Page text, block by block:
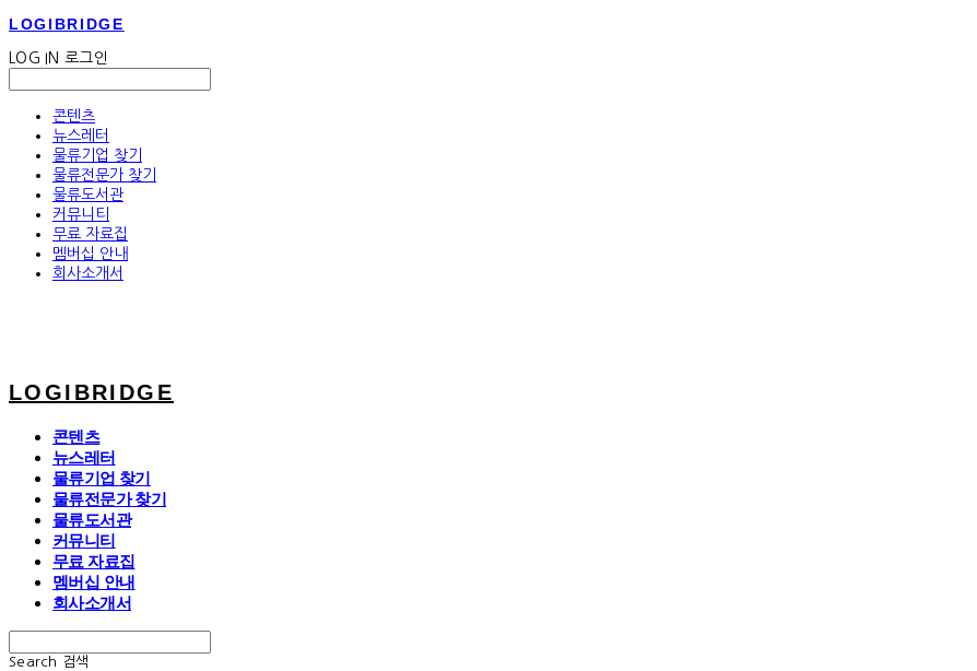
LOGIBRIDGE
LOG IN 로그인
콘텐츠
뉴스레터
물류기업 찾기
물류전문가 찾기
물류도서관
커뮤니티
무료 자료집
멤버십 안내
회사소개서
LOGIBRIDGE
콘텐츠
뉴스레터
물류기업 찾기
물류전문가 찾기
물류도서관
커뮤니티
무료 자료집
멤버십 안내
회사소개서
Search
검색